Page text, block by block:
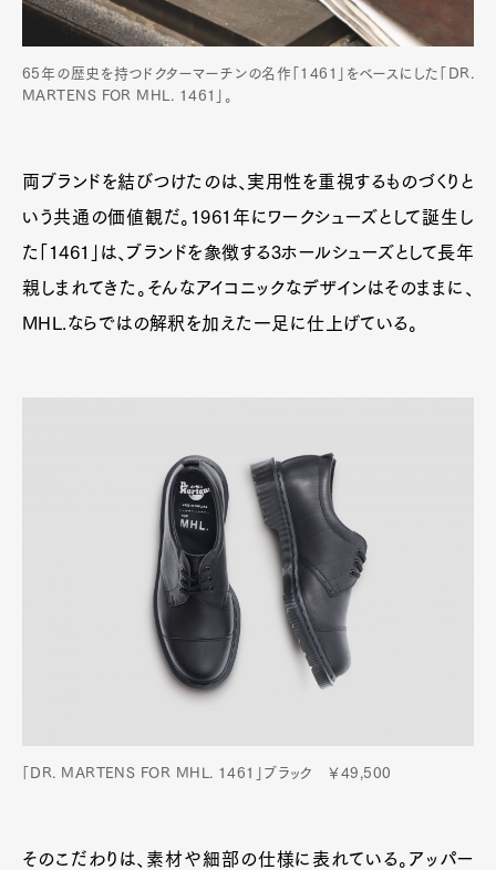
Art&DesignWatch
Fashion
Gourmet
Product Culture Lifestyle
Pen Membership
Magazine
Official Columnist
About
Contact
65年の歴史を持つドクターマーチンの名作「1461」をベースにした「DR.
MARTENS FOR MHL. 1461」。
両ブランドを結びつけたのは、実用性を重視するものづくりと
いう共通の価値観だ。1961年にワークシューズとして誕生し
た「1461」は、ブランドを象徴する3ホールシューズとして長年
親しまれてきた。そんなアイコニックなデザインはそのままに、
MHL.ならではの解釈を加えた一足に仕上げている。
「DR. MARTENS FOR MHL. 1461」ブラック ￥49,500
そのこだわりは、素材や細部の仕様に表れている。アッパー